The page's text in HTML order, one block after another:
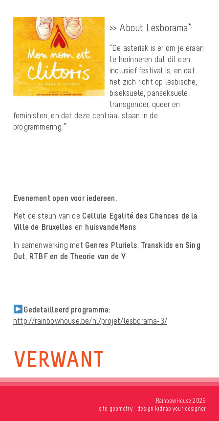
>> About Lesborama*:
“De asterisk is er om je eraan
te herinneren dat dit een
inclusief festival is, en dat
het zich richt op lesbische,
biseksuele, panseksuele,
transgender, queer en
feministen, en dat deze centraal staan in de
programmering.”
Evenement open voor iedereen.
Met de steun van de Cellule Egalité des Chances de la
Ville de Bruxelles en huisvandeMens.
In samenwerking met Genres Pluriels, Transkids en Sing
Out, RTBF en de Theorie van de Y.
Gedetailleerd programma:
http://rainbowhouse.be/nl/projet/lesborama-3/
VERWANT
RainbowHouse 2026
site geometry- design kidnap your designer